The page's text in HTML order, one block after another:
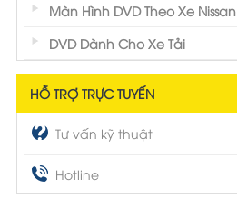
Màn Hình DVD Theo Xe Nissan
DVD Dành Cho Xe Tải
HỖ TRỢ TRỰC TUYẾN
Tư vấn kỹ thuật
Hotline